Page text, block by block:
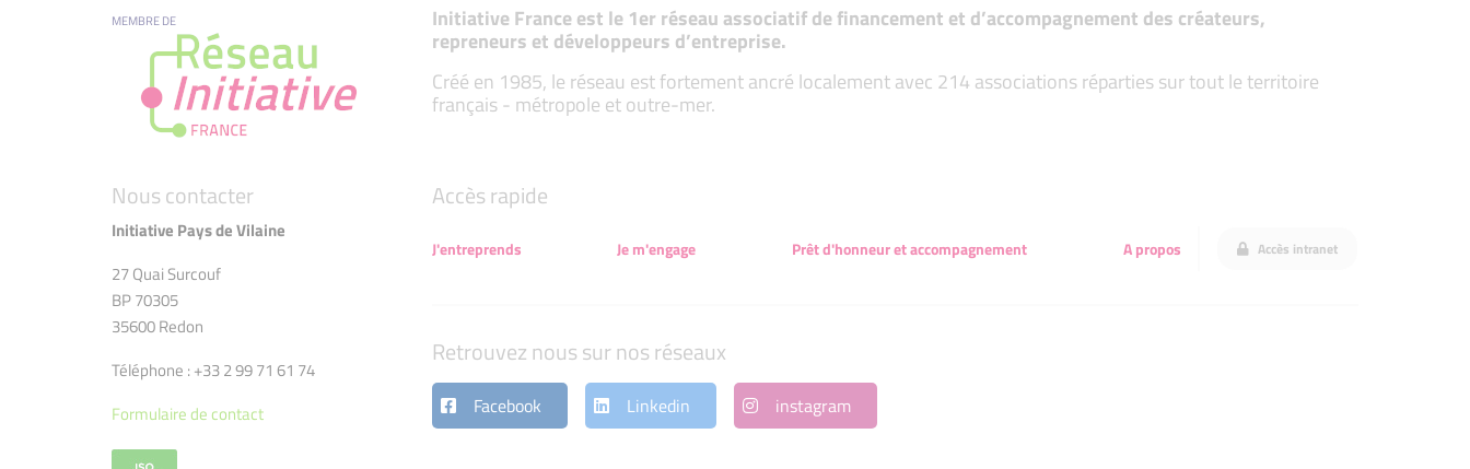
MEMBRE DE Initiative France est le 1er réseau associatif de financement et d’accompagnement des créateurs,
repreneurs et développeurs d’entreprise.
Créé en 1985, le réseau est fortement ancré localement avec 214 associations réparties sur tout le territoire
français - métropole et outre-mer.
Nous contacter
Initiative Pays de Vilaine
27 Quai Surcouf
BP 70305
35600 Redon
Téléphone : +33 2 99 71 61 74
Formulaire de contact
Accès rapide
J'entreprends Je m'engage Prêt d'honneur et accompagnement A propos Accès intranet
Retrouvez nous sur nos réseaux
Facebook Linkedin instagram